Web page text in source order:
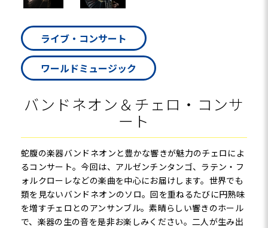
ライブ・コンサート
ワールドミュージック
バンドネオン＆チェロ・コンサ
ート
蛇腹の楽器バンドネオンと豊かな響きが魅力のチェロによ
るコンサート。今回は、アルゼンチンタンゴ、ラテン・フ
ォルクローレなどの楽曲を中心にお届けします。世界でも
類を見ないバンドネオンのソロ。回を重ねるたびに円熟味
を増すチェロとのアンサンブル。素晴らしい響きのホール
で、楽器の生の音を是非お楽しみください。二人が生み出